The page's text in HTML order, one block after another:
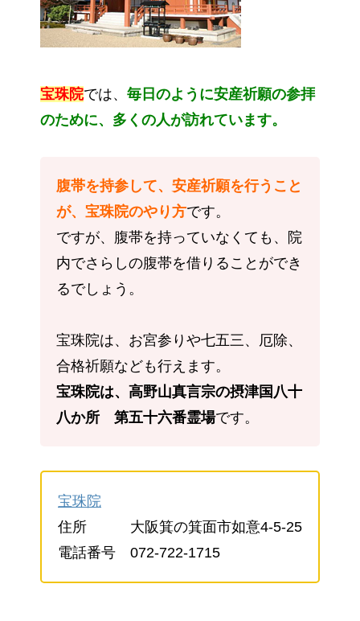
宝珠院では、 毎日のように安産祈願の参拝
のために、多くの人が訪れています。
腹帯を持参して、安産祈願を行うこと
が、宝珠院のやり方です。
ですが、腹帯を持っていなくても、院
内でさらしの腹帯を借りることができ
るでしょう。
宝珠院は、お宮参りや七五三、厄除、
合格祈願なども行えます。
宝珠院は、高野山真言宗の摂津国八十
八か所 第五十六番霊場です。
宝珠院
住所 大阪箕の箕面市如意4-5-25
電話番号 072-722-1715